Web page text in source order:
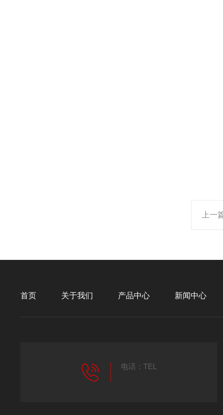
上一
首页 关于我们 产品中心 新闻中心
电话：TEL